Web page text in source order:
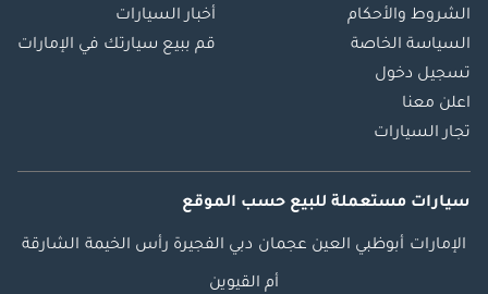
الشروط والأحكام
السياسة الخاصة
تسجيل دخول
اعلن معنا
تجار السيارات
أخبار السيارات
قم ببيع سيارتك في الإمارات
سيارات مستعملة للبيع حسب الموقع
الإمارات أبوظبي العين عجمان دبي الفجيرة رأس الخيمة الشارقة
أم القيوين